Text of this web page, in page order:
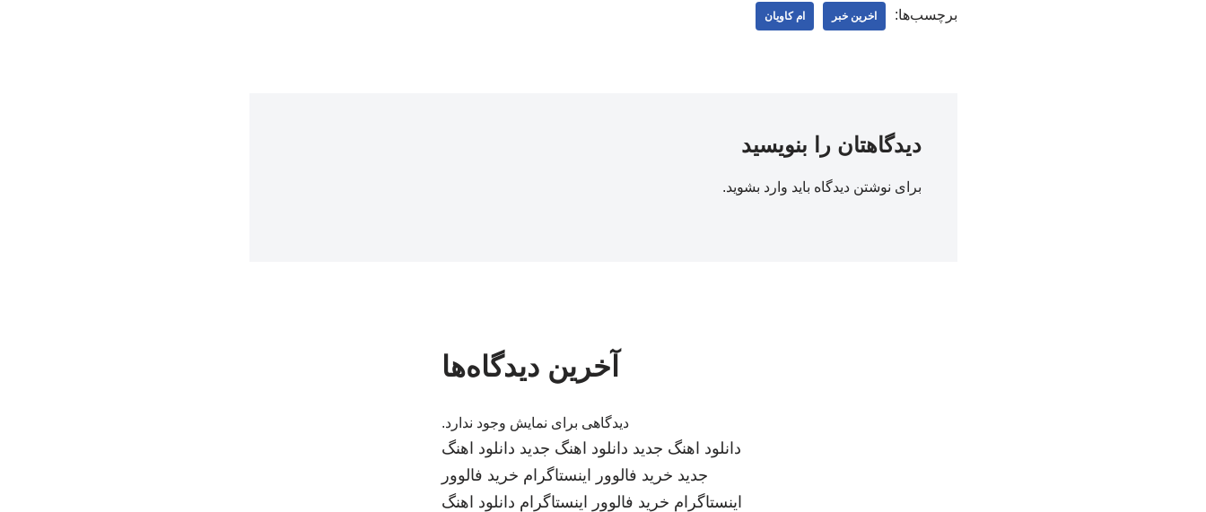
برچسب‌ها: اخرین خبر ام کاویان
دیدگاهتان را بنویسید
برای نوشتن دیدگاه باید وارد بشوید.
آخرین دیدگاه‌ها
دیدگاهی برای نمایش وجود ندارد.
دانلود اهنگ جدید دانلود اهنگ جدید دانلود اهنگ
جدید خرید فالوور اینستاگرام خرید فالوور
اینستاگرام خرید فالوور اینستاگرام دانلود اهنگ